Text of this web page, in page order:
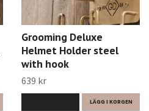
Grooming Deluxe
Helmet Holder steel
with hook
639 kr
LÄGG I KORGEN